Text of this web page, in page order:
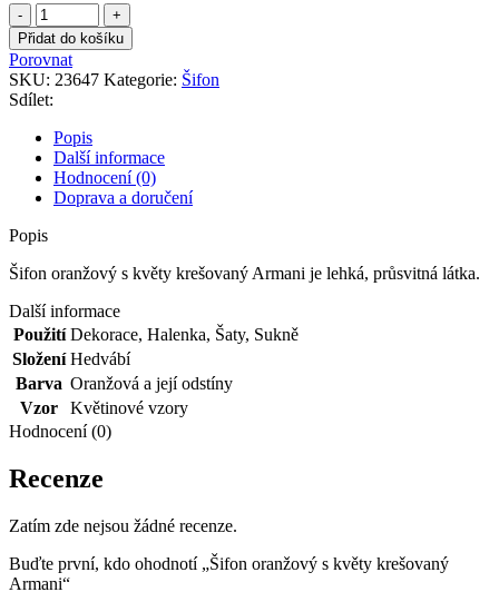
Šifon
oranžový
s
květy
krešovaný
Armani
množství
Přidat do košíku
Porovnat
SKU: 23647 Kategorie: Šifon
Sdílet:
Popis
Další informace
Hodnocení (0)
Doprava a doručení
Popis
Šifon oranžový s květy krešovaný Armani je lehká, průsvitná látka.
Další informace
Použití Dekorace, Halenka, Šaty, Sukně
Složení Hedvábí
Barva Oranžová a její odstíny
Vzor
Květinové vzory
Hodnocení (0)
Recenze
Zatím zde nejsou žádné recenze.
Buďte první, kdo ohodnotí „Šifon oranžový s květy krešovaný
Armani“